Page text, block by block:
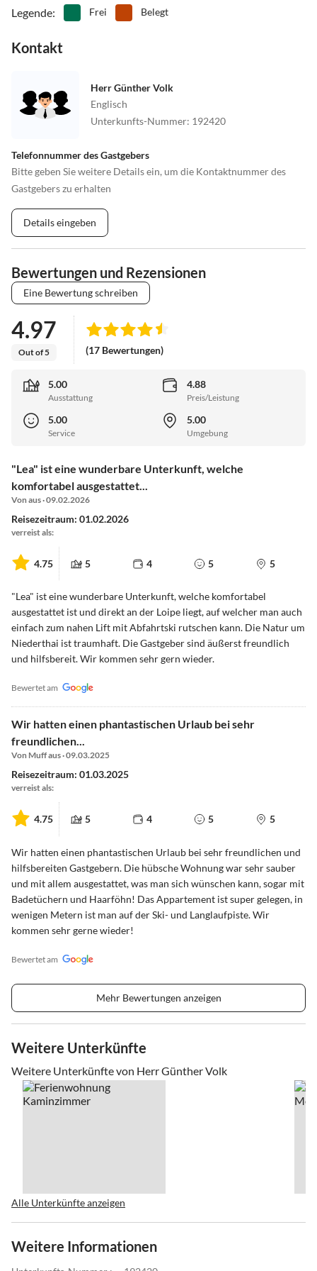
Legende: Frei Belegt
Kontakt
Herr Günther Volk
Englisch
Unterkunfts-Nummer: 192420
Telefonnummer des Gastgebers
Bitte geben Sie weitere Details ein, um die Kontaktnummer des
Gastgebers zu erhalten
Details eingeben
Bewertungen und Rezensionen
Eine Bewertung schreiben
4.97
Out of 5 (17 Bewertungen)
5.00
Ausstattung
4.88
Preis/Leistung
5.00
Service
5.00
Umgebung
"Lea" ist eine wunderbare Unterkunft, welche
komfortabel ausgestattet...
Von aus · 09.02.2026
Reisezeitraum: 01.02.2026
verreist als:
4.75 5 4 5 5
"Lea" ist eine wunderbare Unterkunft, welche komfortabel
ausgestattet ist und direkt an der Loipe liegt, auf welcher man auch
einfach zum nahen Lift mit Abfahrtski rutschen kann. Die Natur um
Niederthai ist traumhaft. Die Gastgeber sind äußerst freundlich
und hilfsbereit. Wir kommen sehr gern wieder.
Bewertet am
Wir hatten einen phantastischen Urlaub bei sehr
freundlichen...
Von Muff aus · 09.03.2025
Reisezeitraum: 01.03.2025
verreist als:
4.75 5 4 5 5
Wir hatten einen phantastischen Urlaub bei sehr freundlichen und
hilfsbereiten Gastgebern. Die hübsche Wohnung war sehr sauber
und mit allem ausgestattet, was man sich wünschen kann, sogar mit
Badetüchern und Haarföhn! Das Appartement ist super gelegen, in
wenigen Metern ist man auf der Ski- und Langlaufpiste. Wir
kommen sehr gerne wieder!
Bewertet am
Mehr Bewertungen anzeigen
Weitere Unterkünfte
Weitere Unterkünfte von Herr Günther Volk
Alle Unterkünfte anzeigen
Weitere Informationen